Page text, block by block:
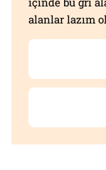
alanlar lazım